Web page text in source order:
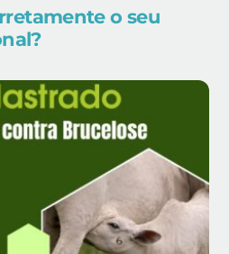
o seu